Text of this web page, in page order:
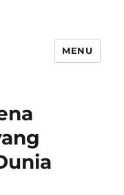
MENU